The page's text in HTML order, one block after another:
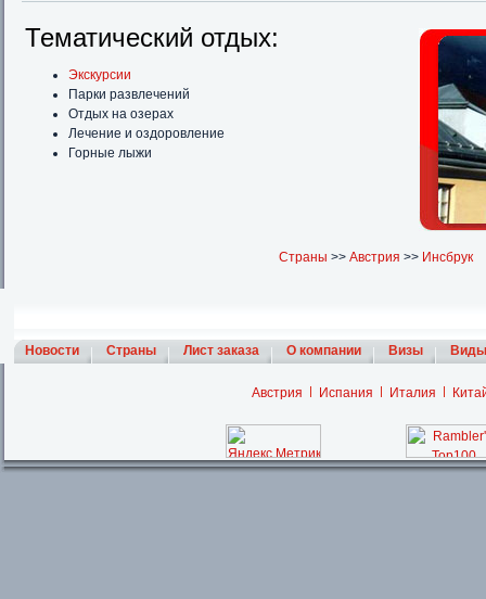
Тематический отдых:
Экскурсии
Парки развлечений
Отдых на озерах
Лечение и оздоровление
Горные лыжи
Страны >> Австрия >> Инсбрук
Новости Страны Лист заказа О компании Визы
Австрия Испания Италия